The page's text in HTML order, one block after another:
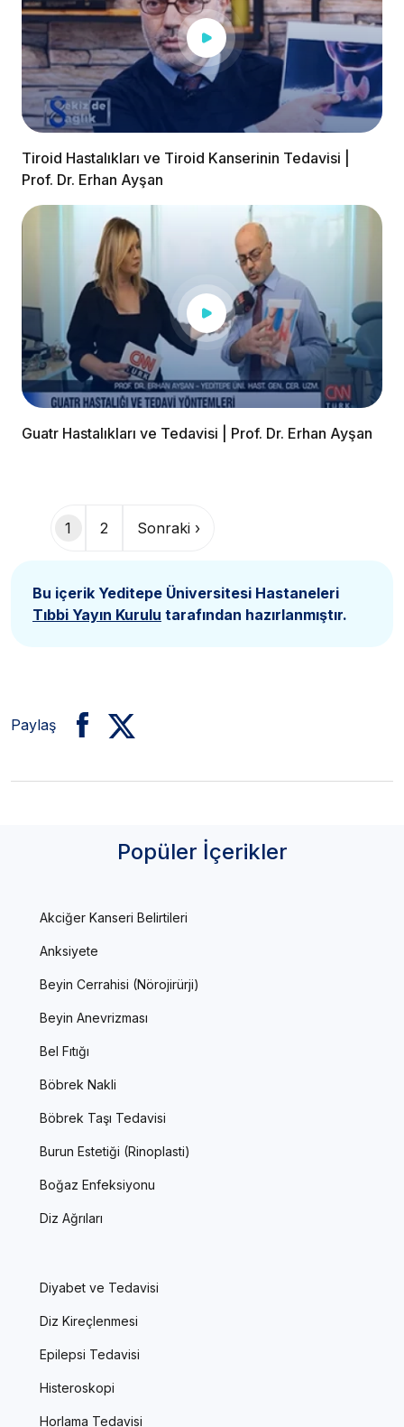
Tiroid Hastalıkları ve Tiroid Kanserinin Tedavisi |
Prof. Dr. Erhan Ayşan
Guatr Hastalıkları ve Tedavisi | Prof. Dr. Erhan Ayşan
1 2 Sonraki ›
Bu içerik Yeditepe Üniversitesi Hastaneleri
Tıbbi Yayın Kurulu tarafından hazırlanmıştır.
Paylaş
Popüler İçerikler
Akciğer Kanseri Belirtileri
Anksiyete
Beyin Cerrahisi (Nörojirürji)
Beyin Anevrizması
Bel Fıtığı
Böbrek Nakli
Böbrek Taşı Tedavisi
Burun Estetiği (Rinoplasti)
Boğaz Enfeksiyonu
Diz Ağrıları
Diyabet ve Tedavisi
Diz Kireçlenmesi
Epilepsi Tedavisi
Histeroskopi
Horlama Tedavisi